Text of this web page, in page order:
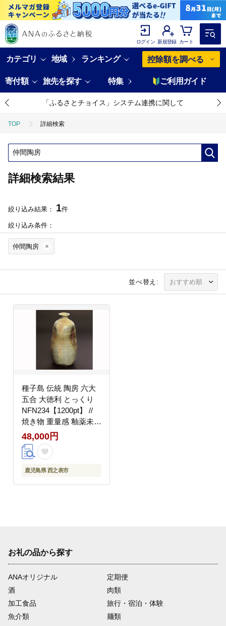
ログイン 新規登録 カート
カテゴリ 地域 ランキング 控除額を調べる
寄付額 旅先を探す 特集 ご利用ガイド
「ふるさとチョイス」システム連携に関して
TOP 詳細検索
詳細検索結果
絞り込み結果： 1件
絞り込み条件：
仲間陶房
並べ替え:
種子島 伝統 陶房 六大
五合 大徳利 とっくり
NFN234【1200pt】 //
焼き物 重量感 釉薬未使
用
48,000円
鹿児島県 西之表市
お礼の品から探す
ANAオリジナル
定期便
酒
肉類
加工食品
旅行・宿泊・体験
魚介類
麺類